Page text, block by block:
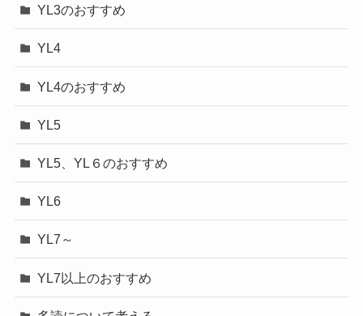
YL3のおすすめ
YL4
YL4のおすすめ
YL5
YL5、YL６のおすすめ
YL6
YL7～
YL7以上のおすすめ